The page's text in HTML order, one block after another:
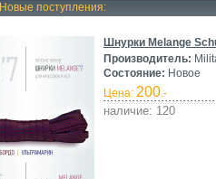
Новые поступления:
Шнурки Melange
Производитель:
Состояние: Новое
Цена: 200.-
наличие: 120